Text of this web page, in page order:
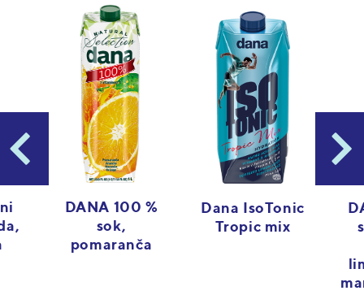
DANA 100 %
sok,
pomaranča
Dana IsoTonic
Tropic mix